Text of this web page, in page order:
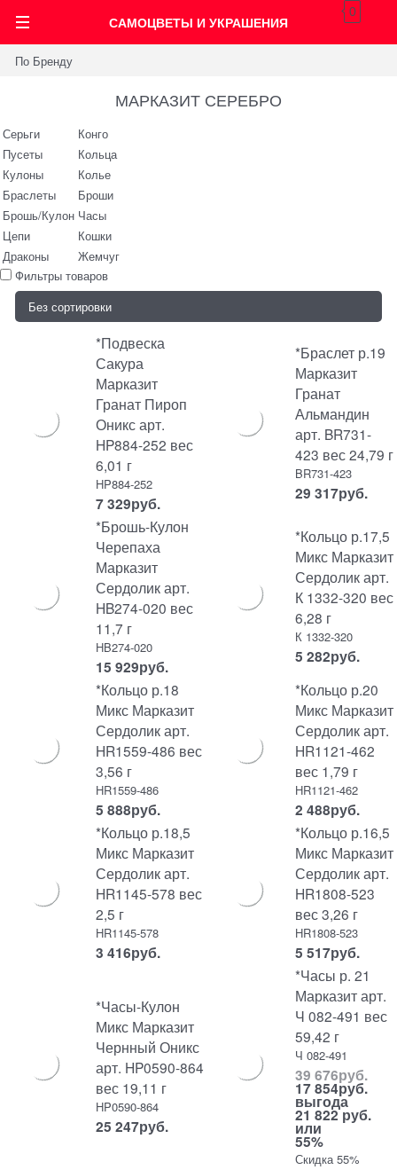
САМОЦВЕТЫ И УКРАШЕНИЯ
0
По Бренду
МАРКАЗИТ СЕРЕБРО
Серьги
Конго
Пусеты
Кольца
Кулоны
Колье
Браслеты
Броши
Брошь/Кулон Часы
Цепи
Кошки
Драконы
Жемчуг
Фильтры товаров
*Подвеска
Сакура
Марказит
Гранат Пироп
Оникс арт.
HP884-252 вес
6,01 г
HP884-252
7 329руб.
*Браслет р.19
Марказит
Гранат
Альмандин
арт. BR731-
423 вес 24,79 г
BR731-423
29 317руб.
*Брошь-Кулон
Черепаха
Марказит
Сердолик арт.
HB274-020 вес
11,7 г
HB274-020
15 929руб.
*Кольцо р.17,5
Микс Марказит
Сердолик арт.
К 1332-320 вес
6,28 г
К 1332-320
5 282руб.
*Кольцо р.18
Микс Марказит
Сердолик арт.
HR1559-486 вес
3,56 г
HR1559-486
5 888руб.
*Кольцо р.20
Микс Марказит
Сердолик арт.
HR1121-462
вес 1,79 г
HR1121-462
2 488руб.
*Кольцо р.18,5
Микс Марказит
Сердолик арт.
HR1145-578 вес
2,5 г
HR1145-578
3 416руб.
*Кольцо р.16,5
Микс Марказит
Сердолик арт.
HR1808-523
вес 3,26 г
HR1808-523
5 517руб.
*Часы-Кулон
Микс Марказит
Чернный Оникс
арт. HP0590-864
вес 19,11 г
HP0590-864
25 247руб.
*Часы р. 21
Марказит арт.
Ч 082-491 вес
59,42 г
Ч 082-491
39 676руб.
17 854руб.
выгода
21 822 руб.
или
55%
Скидка 55%